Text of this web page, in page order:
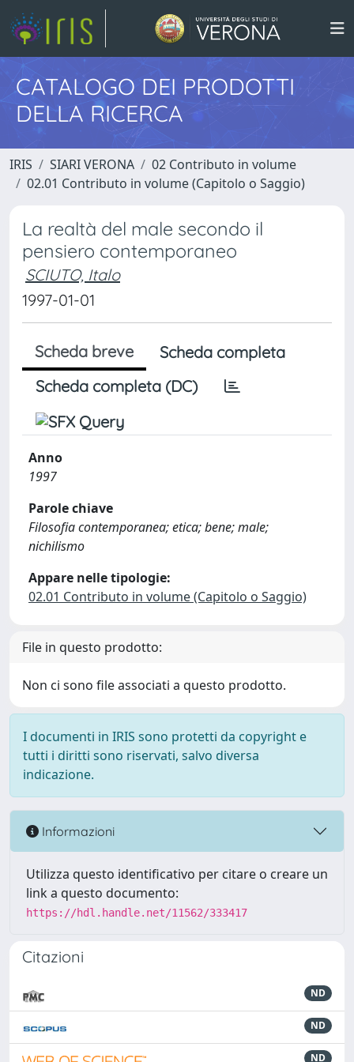
CATALOGO DEI PRODOTTI
DELLA RICERCA
IRIS SIARI VERONA
02 Contributo in volume
02.01 Contributo in volume (Capitolo o Saggio)
La realtà del male secondo il
pensiero contemporaneo
SCIUTO, Italo
1997-01-01
Scheda breve
Scheda completa
Scheda completa (DC)
Anno
1997
Parole chiave
Filosofia contemporanea; etica; bene; male;
nichilismo
Appare nelle tipologie:
02.01 Contributo in volume (Capitolo o Saggio)
File in questo prodotto:
Non ci sono file associati a questo prodotto.
I documenti in IRIS sono protetti da copyright e
tutti i diritti sono riservati, salvo diversa
indicazione.
Informazioni
Utilizza questo identificativo per citare o creare un
link a questo documento:
https://hdl.handle.net/11562/333417
Citazioni
ND
ND
ND